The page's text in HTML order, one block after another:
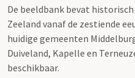
De beeldbank bevat
Zeeland vanaf de zestiende
huidige gemeenten
Duiveland, Kapelle en
beschikbaar.